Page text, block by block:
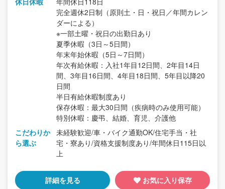
完全週休2日制（原則土・日・祝日／年間カレン
ダーによる）
※一部土曜・祝日の出勤日あり
夏季休暇（3日～5日間）
年末年始休暇（5日～7日間）
年次有給休暇：入社1年目12日間、2年目14日
間、3年目16日間、4年目18日間、5年目以降20
日間
半日有給休暇制度あり
保存休暇：最大30日間（疾病時のみ使用可能）
特別休暇：慶弔、結婚、育児、介護他
こだわりか
ら選ぶ
未経験歓迎/車・バイク通勤OK/住宅手当・社
宅・寮あり/資格支援制度あり/年間休日115日以
上
詳細を見る お気に入り保存